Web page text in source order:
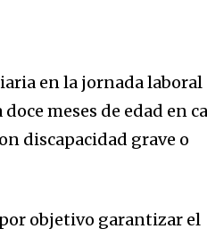
en la jornada laboral
meses de edad en
discapacidad grave o
objetivo garantizar el